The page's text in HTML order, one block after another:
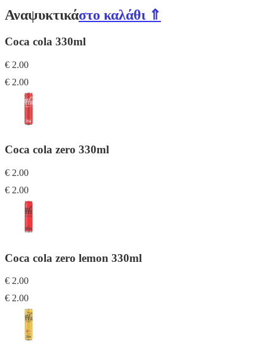
Αναψυκτικάστο καλάθι ⇑
Coca cola 330ml
€ 2.00
€ 2.00
Coca cola zero 330ml
€ 2.00
€ 2.00
Coca cola zero lemon 330ml
€ 2.00
€ 2.00